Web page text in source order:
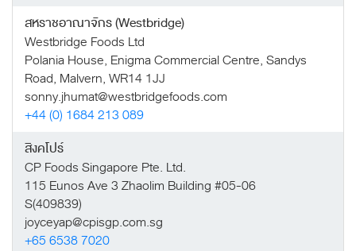
สหราชอาณาจักร (Westbridge)
Westbridge Foods Ltd
Polania House, Enigma Commercial Centre, Sandys
Road, Malvern, WR14 1JJ
sonny.jhumat@westbridgefoods.com
+44 (0) 1684 213 089
สิงคโปร์
CP Foods Singapore Pte. Ltd.
115 Eunos Ave 3 Zhaolim Building #05-06
S(409839)
joyceyap@cpisgp.com.sg
+65 6538 7020